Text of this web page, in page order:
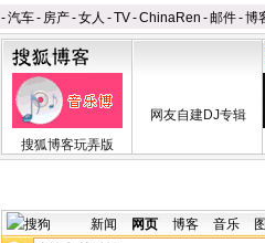
-汽车- 房产-女人 -TV-ChinaRen -邮件-博
搜狐博客玩弄版
网友自建DJ专辑
新闻 网页 博客 音乐